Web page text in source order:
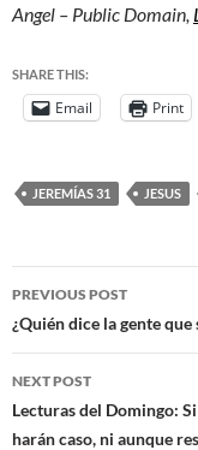
Angel – Public Domain,
SHARE THIS:
Email Print
JEREMÍAS 31 JESUS
PREVIOUS POST
¿Quién dice la gente que
NEXT POST
Lecturas del Domingo:
harán caso, ni aunque